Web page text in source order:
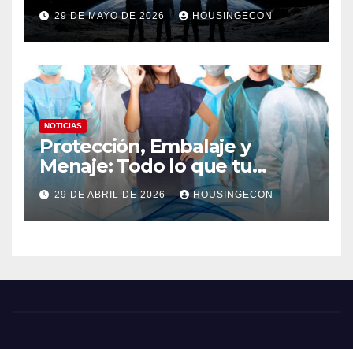
29 DE MAYO DE 2026 HOUSINGECON
NOTICIAS
Protección, Embalaje y
Menaje: Todo lo que tu
negocio necesita en un solo
lugar
29 DE ABRIL DE 2026 HOUSINGECON